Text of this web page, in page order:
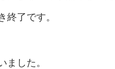
終了です。
ました。